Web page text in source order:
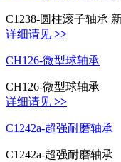
C1238-圆柱滚子轴承
详细请见 >>
CH126-微型球轴承
CH126-微型球轴承
详细请见 >>
C1242a-超强耐磨轴承
C1242a-超强耐磨轴承